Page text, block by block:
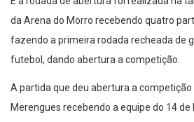
E a rodada de abertura foi realizada na
da Arena do Morro recebendo quatro
fazendo a primeira rodada recheada de
futebol, dando abertura a competição.
A partida que deu abertura a competição
Merengues recebendo a equipe do 14 de